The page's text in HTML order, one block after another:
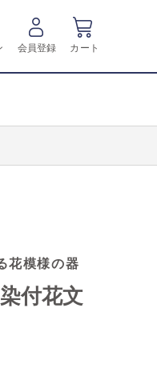
会員登録 カート
花模様の器
付花文